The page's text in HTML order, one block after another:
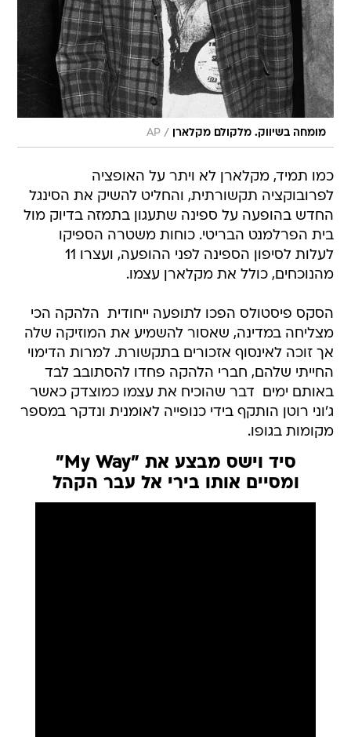
מומחה בשיווק. מלקולם מקלארן /
AP
כמו תמיד, מקלארן לא ויתר על האופציה
לפרובוקציה תקשורתית, והחליט להשיק את הסינגל
החדש בהופעה על ספינה שתעגון בתמזה בדיוק מול
בית הפרלמנט הבריטי. כוחות משטרה הספיקו
לעלות לסיפון הספינה לפני ההופעה, ועצרו 11
מהנוכחים, כולל את מקלארן עצמו.
הסקס פיסטולס הפכו לתופעה ייחודית  הלהקה הכי
מצליחה במדינה, שאסור להשמיע את המוזיקה שלה 
אך זוכה לאינסוף אזכורים בתקשורת. למרות הדימוי
החייתי שלהם, חברי הלהקה פחדו להסתובב לבד
באותם ימים  דבר שהוכיח את עצמו כמוצדק כאשר
ג'וני רוטן הותקף בידי כנופייה לאומנית ונדקר במספר
מקומות בגופו.
סיד וישס מבצע את "My Way"
ומסיים אותו בירי אל עבר הקהל